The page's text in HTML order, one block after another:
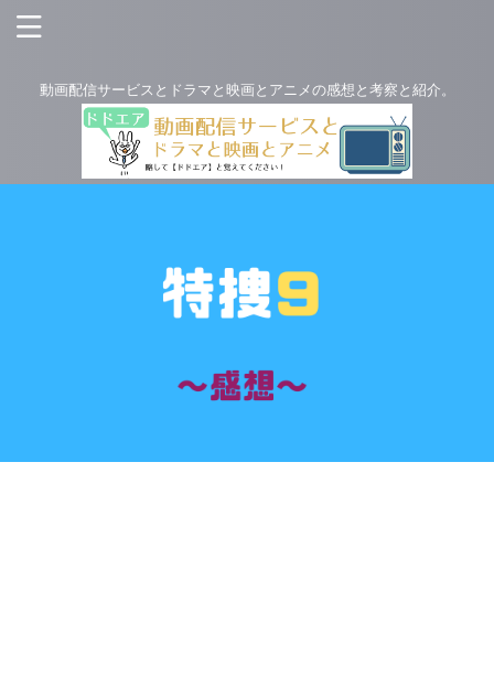
動画配信サービスとドラマと映画とアニメの感想と考察と紹介。